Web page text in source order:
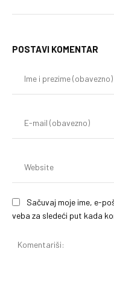
POSTAVI KOMENTAR
Sačuvaj moje ime, e-
veba za sledeći put kada